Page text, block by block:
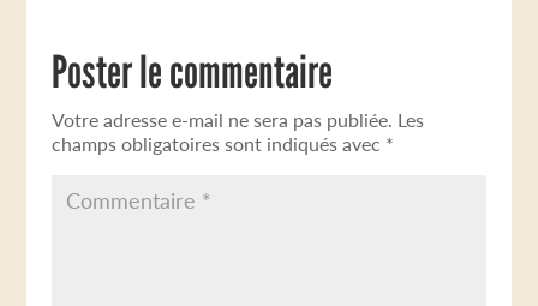
Poster le commentaire
Votre adresse e-mail ne sera pas publiée. Les
champs obligatoires sont indiqués avec *